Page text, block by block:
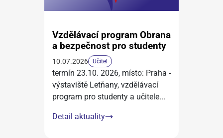
Vzdělávací program Obrana
a bezpečnost pro studenty
10.07.2026 Učitel
termín 23.10. 2026, místo: Praha -
výstaviště Letňany, vzdělávací
program pro studenty a učitele...
Detail aktuality